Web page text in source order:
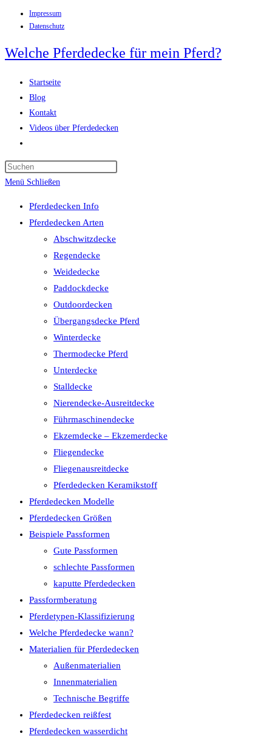
Inhalt
Impressum
Datenschutz
Welche Pferdedecke für mein Pferd?
Startseite
Blog
Kontakt
Videos über Pferdedecken
umschalten
Menü Schließen
Pferdedecken Info
Pferdedecken Arten
Abschwitzdecke
Regendecke
Weidedecke
Paddockdecke
Outdoordecken
Übergangsdecke Pferd
Winterdecke
Thermodecke Pferd
Unterdecke
Stalldecke
Nierendecke-Ausreitdecke
Führmaschinendecke
Ekzemdecke – Ekzemerdecke
Fliegendecke
Fliegenausreitdecke
Pferdedecken Keramikstoff
Pferdedecken Modelle
Pferdedecken Größen
Beispiele Passformen
Gute Passformen
schlechte Passformen
kaputte Pferdedecken
Passformberatung
Pferdetypen-Klassifizierung
Welche Pferdedecke wann?
Materialien für Pferdedecken
Außenmaterialien
Innenmaterialien
Technische Begriffe
Pferdedecken reißfest
Pferdedecken wasserdicht